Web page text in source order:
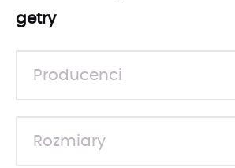
getry
Producenci
Rozmiary